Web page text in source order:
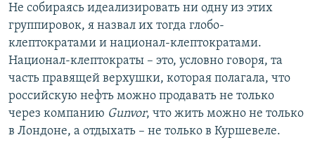
Не собираясь идеализировать ни одну из этих
группировок, я назвал их тогда глобо-
клептократами и национал-клептократами.
Национал-клептократы – это, условно говоря, та
часть правящей верхушки, которая полагала, что
российскую нефть можно продавать не только
через компанию Gunvor, что жить можно не только
в Лондоне, а отдыхать – не только в Куршевеле.